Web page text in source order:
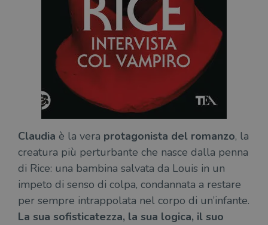
Claudia è la vera protagonista del romanzo, la
creatura più perturbante che nasce dalla penna
di Rice: una bambina salvata da Louis in un
impeto di senso di colpa, condannata a restare
per sempre intrappolata nel corpo di un’infante.
La sua sofisticatezza, la sua logica, il suo